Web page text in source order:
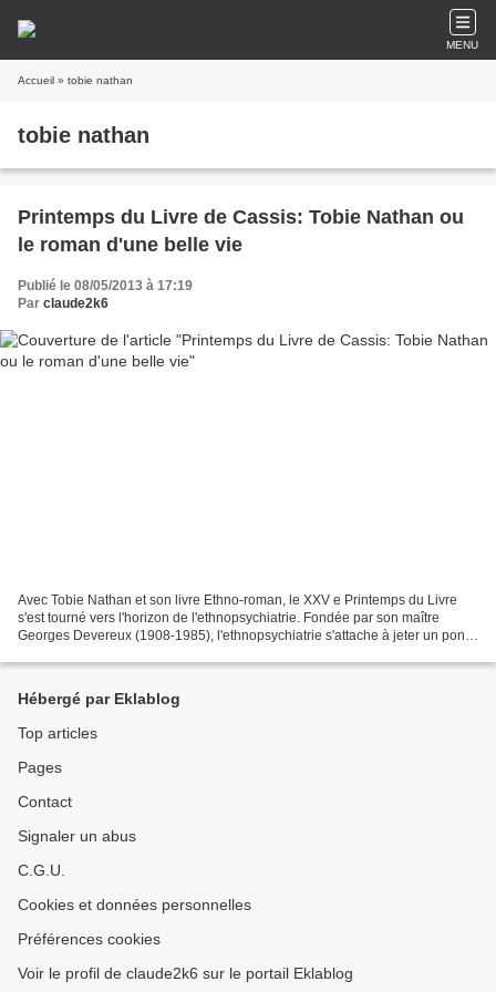
MENU
Accueil » tobie nathan
tobie nathan
Printemps du Livre de Cassis: Tobie Nathan ou
le roman d'une belle vie
Publié le 08/05/2013 à 17:19
Par claude2k6
Avec Tobie Nathan et son livre Ethno-roman, le XXV e Printemps du Livre
s'est tourné vers l'horizon de l'ethnopsychiatrie. Fondée par son maître
Georges Devereux (1908-1985), l'ethnopsychiatrie s'attache à jeter un pont
Hébergé par Eklablog
Top articles
Pages
Contact
Signaler un abus
C.G.U.
Cookies et données personnelles
Préférences cookies
Voir le profil de claude2k6 sur le portail Eklablog